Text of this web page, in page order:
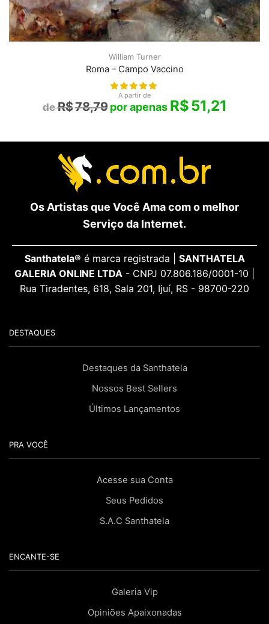
William Turner
Roma – Campo Vaccino
A partir de
R$78,79 R$51,21
Os Artistas que Você Ama com o melhor
Serviço da Internet.
Santhatela® é marca registrada | SANTHATELA
GALERIA ONLINE LTDA - CNPJ 07.806.186/0001-10 |
Rua Tiradentes, 618, Sala 201, Ijuí, RS - 98700-220
DESTAQUES
Destaques da Santhatela
Nossos Best Sellers
Últimos Lançamentos
PRA VOCÊ
Acesse sua Conta
Seus Pedidos
S.A.C Santhatela
ENCANTE-SE
Galeria Vip
Opiniões Apaixonadas